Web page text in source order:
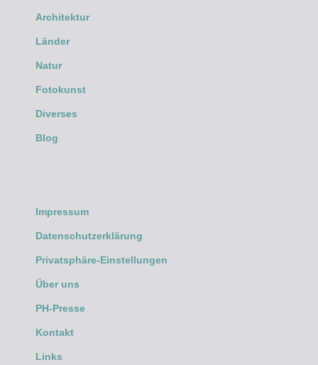
Architektur
Länder
Natur
Fotokunst
Diverses
Blog
Impressum
Datenschutzerklärung
Privatsphäre-Einstellungen
Über uns
PH-Presse
Kontakt
Links